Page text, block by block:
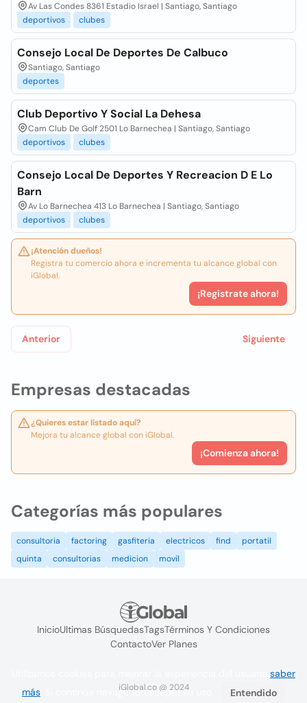
Empresas destacadas
¿Quieres estar listado aquí?
Mejora tu alcance global con iGlobal.
¡Comienza ahora!
Av Las Condes 8361 Estadio Israel | Santiago, Santiago
deportivos
clubes
Consejo Local De Deportes De Calbuco
Santiago, Santiago
deportes
Club Deportivo Y Social La Dehesa
Cam Club De Golf 2501 Lo Barnechea | Santiago, Santiago
deportivos
clubes
Consejo Local De Deportes Y Recreacion D E Lo
Barn
Av Lo Barnechea 413 Lo Barnechea | Santiago, Santiago
deportivos
clubes
¡Atención dueños!
Registra tu comercio ahora e incrementa tu alcance global con
iGlobal.
¡Registrate ahora!
Anterior Siguiente
Categorías más populares
consultoria factoring gasfiteria electricos find
portatil
quinta
consultorias medicion movil
InicioUltimas BúsquedasTagsTérminos Y Condiciones
ContactoVer Planes
iGlobal.co @ 2024
saber
más . Si continúa navegando acepta su uso. Entendido